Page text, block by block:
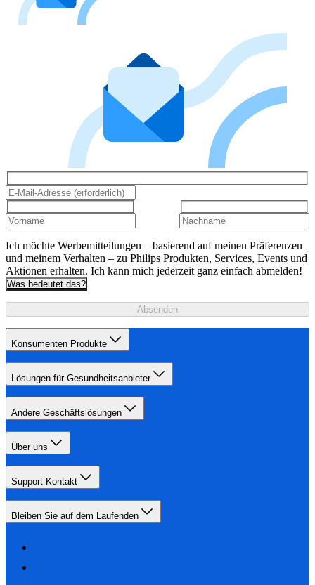
Ich möchte Werbemitteilungen – basierend auf meinen Präferenzen
und meinem Verhalten – zu Philips Produkten, Services, Events und
Aktionen erhalten. Ich kann mich jederzeit ganz einfach abmelden!
Was bedeutet das?
Absenden
Konsumenten Produkte
Lösungen für Gesundheitsanbieter
Andere Geschäftslösungen
Über uns
Support-Kontakt
Bleiben Sie auf dem Laufenden